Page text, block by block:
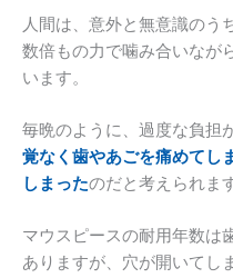
人間は、意外と無意識のう
数倍もの力で噛み合いなが
います。
毎晩のように、過度な負担
覚なく歯やあごを痛めてし
しまったのだと考えられま
マウスピースの耐用年数は
ありますが、穴が開いてし